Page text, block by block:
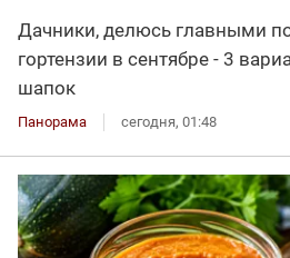
Дачники, делюсь главными
гортензии в сентябре - 3
шапок
Панорама сегодня, 01:48